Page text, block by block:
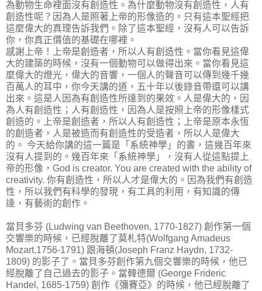
為動物生命裡面沒有創造性。為什麼動物沒有創造性，人有
創造性呢？因為人是照著上帝的形像造的。只有這本聖經把
這麼偉大的真理告訴我們。除了這本聖經，沒有人可以告訴
你，你真正價值的基礎在哪裡。
感謝上帝！上帝是創造者，所以人有創造性。當你看見這偉
大的建築的時候，沒有一個動物可以做得出來。當你看見這
麼偉大的燈光，偉大的音響，一個人的聲音可以傳到幾千幾
百萬人的耳中，你今天講的道，五十年以後錄音帶還可以講
出來。這是人因為有創造性所達到的果效。人是偉大的，因
為人有創造性；人有創造性，因為人是按照上帝的形像樣式
創造的。上帝是創造者，所以人有創造性；上帝是原本永恆
的創造者，人是被造而有創造性的受造者，所以人是偉大
的。 今天給你講的這一篇是「系統神學」的書，這幾百年來
沒有人提到的。幾百年來「系統神學」，沒有人從這點提上
帝的形像，God is creator. You are created with the ability of
creativity. 你有創造性，所以人才是偉大的。因為我們有創造
性，所以我們有科學的發現，有工具的利用，有知識的傳
達，有藝術的創作。
當貝多芬 (Ludwing van Beethoven, 1770-1827) 創作第一個
交響樂的時候，已經脫離了莫札特(Wolfgang Amadeus
Mozart,1756-1791) 跟海頓(Joseph Franz Haydn, 1732-
1809) 的影子了。當貝多芬創作第九個交響樂的時候，他已
經脫離了自己過去的影子。當韓德爾 (George Frideric
Handel, 1685-1759) 創作《彌賽亞》的時候，他已經脫離了